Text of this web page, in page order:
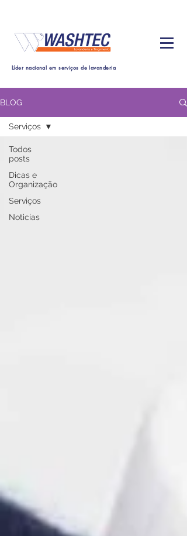
Líder nacional em serviços de lavanderia
BLOG
Todos
posts
Dicas e
Organização
Serviços
Noticias
Serviços